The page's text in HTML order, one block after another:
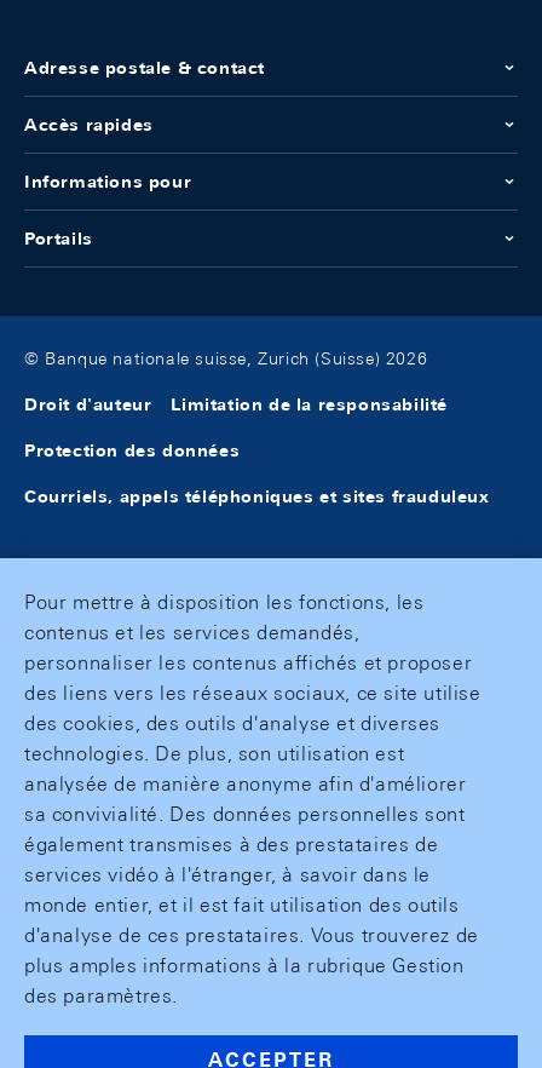
Adresse postale & contact
Accès rapides
Informations pour
Portails
© Banque nationale suisse, Zurich (Suisse) 2026
Droit d'auteur Limitation de la responsabilité
Protection des données
Courriels, appels téléphoniques et sites frauduleux
Pour mettre à disposition les fonctions, les
contenus et les services demandés,
personnaliser les contenus affichés et proposer
des liens vers les réseaux sociaux, ce site utilise
des cookies, des outils d'analyse et diverses
technologies. De plus, son utilisation est
analysée de manière anonyme afin d'améliorer
sa convivialité. Des données personnelles sont
également transmises à des prestataires de
services vidéo à l'étranger, à savoir dans le
monde entier, et il est fait utilisation des outils
d'analyse de ces prestataires. Vous trouverez de
plus amples informations à la rubrique Gestion
des paramètres.
ACCEPTER